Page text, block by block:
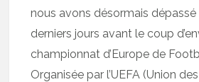
nous avons désormais
derniers jours avant le coup
championnat d’Europe de
Organisée par l’UEFA (Union